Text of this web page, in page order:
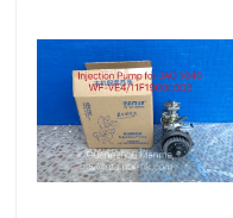
Fabrik-Ausflug
Qualitätskontrolle